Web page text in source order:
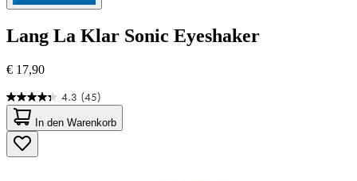
Lang La Klar Sonic Eyeshaker
€ 17,90
4.3 (45)
4.3
von
5
Sternen.
45
In den Warenkorb